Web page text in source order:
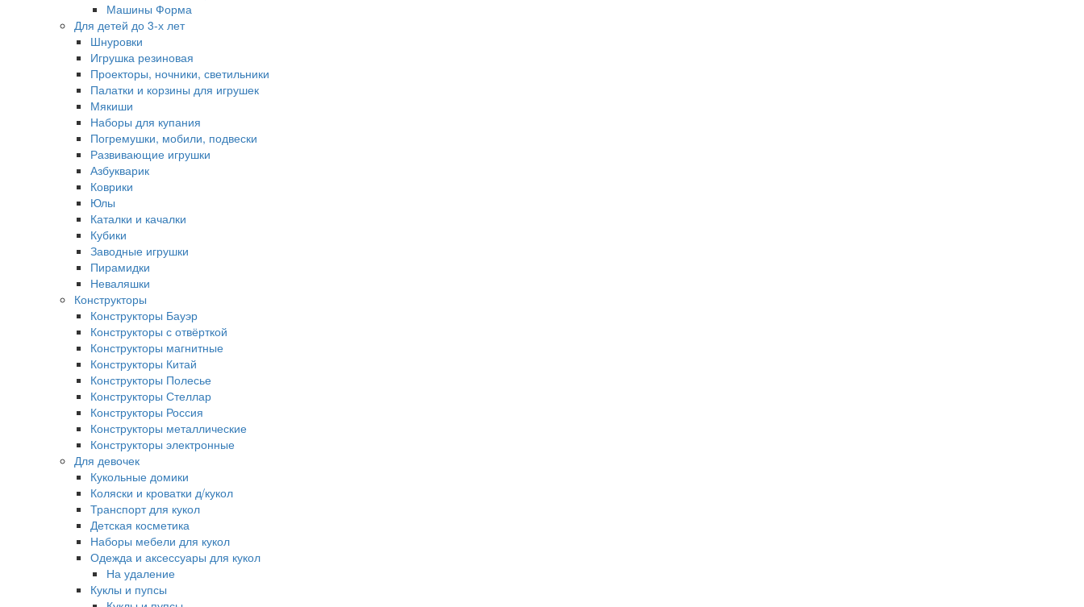
Машины Форма
Для детей до 3-х лет
Шнуровки
Игрушка резиновая
Проекторы, ночники, светильники
Палатки и корзины для игрушек
Мякиши
Наборы для купания
Погремушки, мобили, подвески
Развивающие игрушки
Азбукварик
Коврики
Юлы
Каталки и качалки
Кубики
Заводные игрушки
Пирамидки
Неваляшки
Конструкторы
Конструкторы Бауэр
Конструкторы с отвёрткой
Конструкторы магнитные
Конструкторы Китай
Конструкторы Полесье
Конструкторы Стеллар
Конструкторы Россия
Конструкторы металлические
Конструкторы электронные
Для девочек
Кукольные домики
Коляски и кроватки д/кукол
Транспорт для кукол
Детская косметика
Наборы мебели для кукол
Одежда и аксессуары для кукол
На удаление
Куклы и пупсы